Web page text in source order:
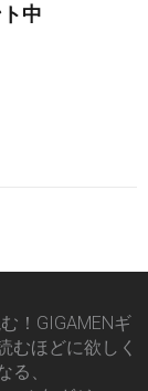
中
！GIGAMENギ
むほどに欲しく
る、